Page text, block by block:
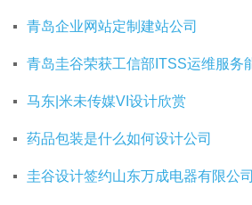
青岛企业网站定制建站公司
马东|米未传媒VI设计欣赏
药品包装是什么如何设计公司
圭谷设计签约山东万成电器有限公